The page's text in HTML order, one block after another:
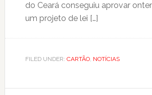
do Ceará conseguiu aprovar
um projeto de lei […]
FILED UNDER: CARTÃO, NOTÍCIAS